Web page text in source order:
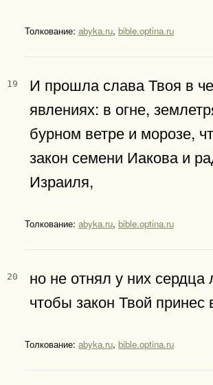
Толкование: abyka.ru, bible.optina.ru
19
И прошла слава Твоя в
явлениях: в огне,
бурном ветре и морозе,
закон семени Иакова и
Израиля,
Толкование: abyka.ru, bible.optina.ru
20
но не отнял у них сердца
чтобы закон Твой принес
Толкование: abyka.ru, bible.optina.ru